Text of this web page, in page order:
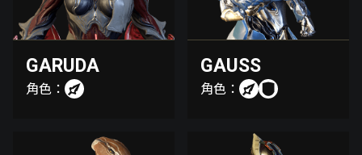
GARUDA
角色：
GAUSS
角色：